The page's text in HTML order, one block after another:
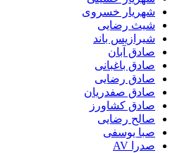
شهریار خسروی
شیث رضایی
شیرازیس باند
صادق آبان
صادق باغبانی
صادق رضایی
صادق صفدریان
صادق کشاورز
صالح رضایی
صبا یوسفی
صدرا AV